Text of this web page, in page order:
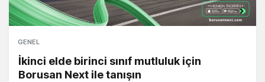
GENEL
İkinci elde birinci sınıf mutluluk için
Borusan Next ile tanışın